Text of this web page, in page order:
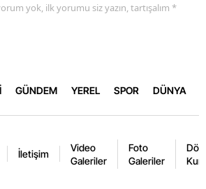
yok, ilk yorumu siz yazın, tartışalım *
GÜNDEM YEREL SPOR DÜNYA
İletişim
Video
Galeriler
Foto
Galeriler